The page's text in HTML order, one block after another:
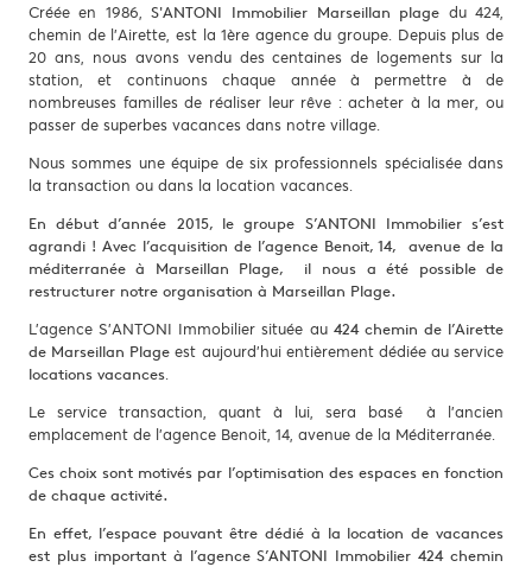
Créée en 1986,S'ANTONI Immobilier Marseillan plage du 424,
chemin de l’Airette, est la 1ère agence du groupe. Depuis plus de
20 ans, nous avons vendu des centaines de logements sur la
station, et continuons chaque année à permettre à de
nombreuses familles de réaliser leur rêve : acheter à la mer, ou
passer de superbes vacances dans notre village.
Nous sommes une équipe de six professionnels spécialisée dans
la transaction ou dans la location vacances.
En début d’année 2015, le groupe S’ANTONI Immobilier s’est
agrandi ! Avec l’acquisition de l’agence Benoit, 14, avenue de la
méditerranée à Marseillan Plage, il nous a été possible de
restructurer notre organisation à Marseillan Plage.
L’agence S’ANTONI Immobilier située au 424 chemin de l’Airette
de Marseillan Plage est aujourd’hui entièrement dédiée au service
locations vacances.
Le service transaction, quant à lui, sera basé à l’ancien
emplacement de l’agence Benoit, 14, avenue de la Méditerranée.
Ces choix sont motivés par l’optimisation des espaces en fonction
de chaque activité.
En effet, l’espace pouvant être dédié à la location de vacances
est plus important à l’agence S’ANTONI Immobilier 424 chemin